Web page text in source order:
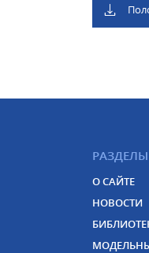
О САЙТЕ
НОВОСТИ